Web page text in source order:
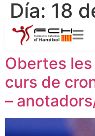
Día: 18
2026
Obertes
curs de
–